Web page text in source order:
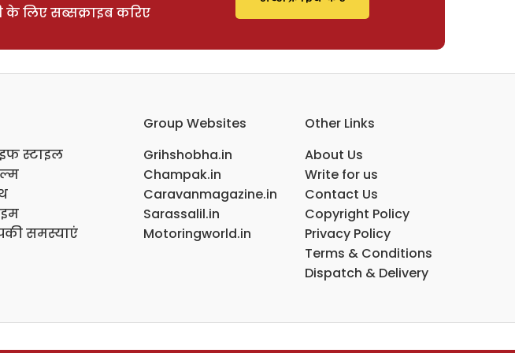
के लिए सब्सक्राइब करिए
स्टाइल
समस्याएं
Group Websites
Grihshobha.in
Champak.in
Caravanmagazine.in
Sarassalil.in
Motoringworld.in
Other Links
About Us
Write for us
Contact Us
Copyright Policy
Privacy Policy
Terms & Conditions
Dispatch & Delivery